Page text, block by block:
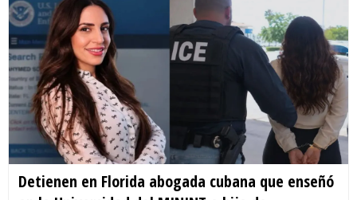
Detienen en Florida abogada cubana que enseñó